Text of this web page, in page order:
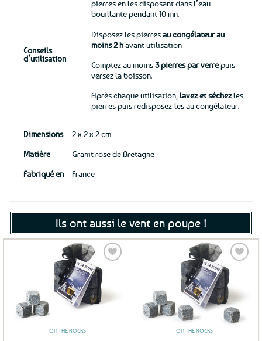
Conseils
d’utilisation
pierres en les disposant dans l’eau
bouillante pendant 10 mn.
Disposez les pierresau congélateur au
moins 2 havant utilisation
Comptez au moins3 pierres par verrepuis
versez la boisson.
Après chaque utilisation,lavez et séchezles
pierres puis redisposez-les au congélateur.
Dimensions
2 x 2 x 2 cm
Matière
Granit rose de Bretagne
Fabriqué en
France
Ils ont aussi le vent en poupe !
Ajouter
favoris
ON THE ROCKS
Ajouter
favoris
ON THE ROCKS